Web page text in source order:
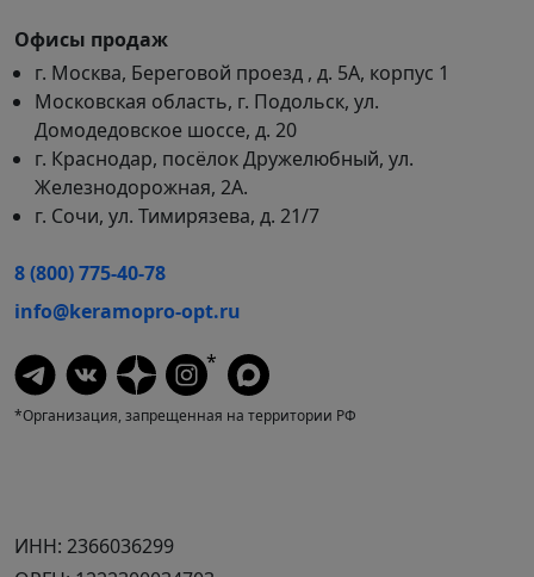
ИНН: 2366036299
Офисы продаж
г. Москва, Береговой проезд , д. 5А, корпус 1
Московская область, г. Подольск, ул.
Домодедовское шоссе, д. 20
г. Краснодар, посёлок Дружелюбный, ул.
Железнодорожная, 2А.
г. Сочи, ул. Тимирязева, д. 21/7
8 (800) 775-40-78
info@keramopro-opt.ru
*
*Организация, запрещенная на территории РФ